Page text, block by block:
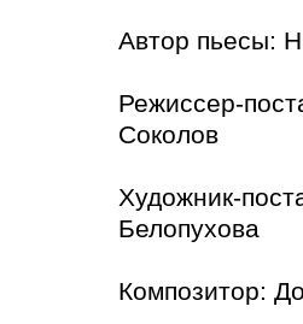
Автор пьесы:
Режиссер-
Соколов
Художник-
Белопухова
Композитор: